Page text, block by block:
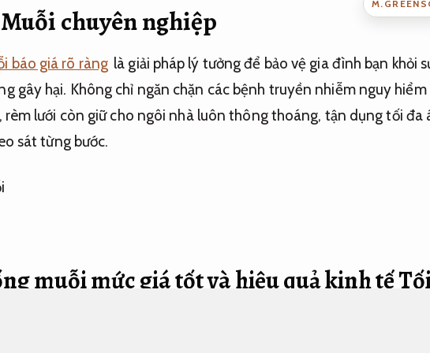
chuyên nghiệp
báo giá rõ ràng là giải pháp lý tưởng để bảo vệ gia đình bạn khỏi
gây hại. Không chỉ ngăn chặn các bệnh truyền nhiễm nguy
rèm lưới còn giữ cho ngôi nhà luôn thông thoáng, tận dụng tối đa
sát từng bước.
muỗi mức giá tốt và hiệu quả kinh tế